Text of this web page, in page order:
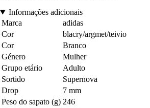
Informações adicionais
Marca
adidas
Cor
blacry/argmet/teivio
Cor
Branco
Género
Mulher
Grupo etário
Adulto
Sortido
Supernova
Drop
7 mm
Peso do sapato (g) 246